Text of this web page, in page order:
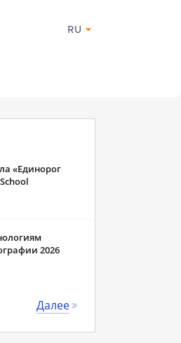
RU
«Единорог
2026
Далее